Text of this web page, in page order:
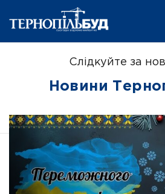
Слідкуйте за
Новини